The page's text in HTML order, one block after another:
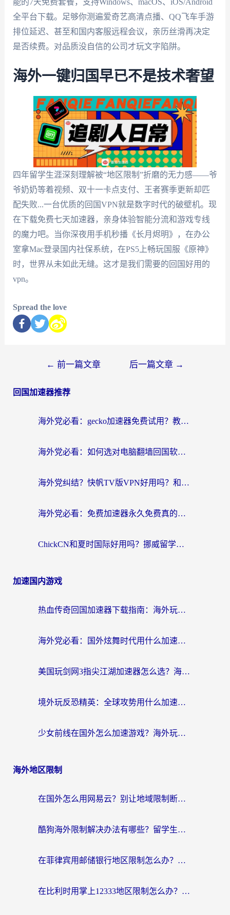
能的7天免费套餐，支持Windows、macOS、iOS/Android
全平台下载。足够你测遍爱奇艺高清点播、QQ飞车手游
排位延迟、甚至和国内客服远程会议，亲历丝滑再决定
是否续费。对品质没自信的公司才玩文字陷阱。
海外一键归国早已不是技术奢望
四年留学生涯深刻理解被“地区限制”折磨的无力感——爷
爷奶奶等着视频、双十一卡点支付、王者赛季更新却匹
配失败...一台优质的回国VPN就是数字时代的破壁机。现
在下载免费七天加速器，亲身体验智能分流和游戏专线
的魔力吧。当你深夜用手机秒播《长月烬明》，在办公
室拿Mac登录国内社保系统，在PS5上畅玩国服《原神》
时，世界从未如此无缝。这才是我们需要的回国好用的
vpn。
Spread the love
← 前一篇文章 后一篇文章 →
回国加速器推荐
海外党必看：gecko加速器免费试用？教你选对回国加速器，无缝刷国内剧玩游戏
海外党必看：如何选对电脑翻墙回国软件，轻松解锁国内资源？
海外党纠结？快帆TV版VPN好用吗？和扇贝手游VPN对比哪个回国效果更好？
海外党必看：免费加速器永久免费真的存在吗？教你选对回国加速器无缝刷国内资源
ChickCN和夏时国际好用吗？挪威留学生亲测3款回国加速器，附穿梭和加速喵对比指南
加速国内游戏
热血传奇回国加速器下载指南：海外玩家如何流畅砍怪不卡顿？
海外党必看：国外炫舞时代用什么加速器比较好？解决延迟卡顿的终极方案
美国玩剑网3指尖江湖加速器怎么选？海外党亲测避坑指南
境外玩反恐精英：全球攻势用什么加速器？2026海外玩家亲测实用指南
少女前线在国外怎么加速游戏？海外玩家必看的国服游戏畅玩指南
海外地区限制
在国外怎么用网易云？别让地域限制断了你的中文歌单——附听书社交定位解决方案
酷狗海外限制解决办法有哪些？留学生亲测有效的回国加速指南
在菲律宾用邮储银行地区限制怎么办？海外华人必看的回国加速解决方案
在比利时用掌上12333地区限制怎么办？海外华人亲测有效的回国加速方案